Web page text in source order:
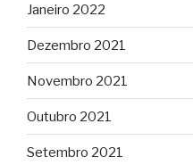
Janeiro 2022
Dezembro 2021
Novembro 2021
Outubro 2021
Setembro 2021